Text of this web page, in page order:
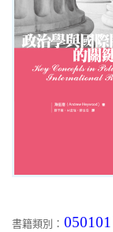
書籍類別： 050101